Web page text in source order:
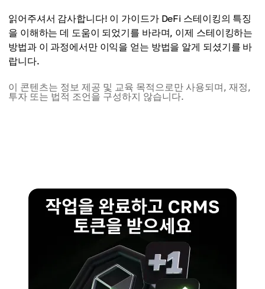
읽어주셔서 감사합니다! 이 가이드가 DeFi 스테이킹의 특징
을 이해하는 데 도움이 되었기를 바라며, 이제 스테이킹하는
방법과 이 과정에서만 이익을 얻는 방법을 알게 되셨기를 바
랍니다.
이 콘텐츠는 정보 제공 및 교육 목적으로만 사용되며, 재정,
투자 또는 법적 조언을 구성하지 않습니다.